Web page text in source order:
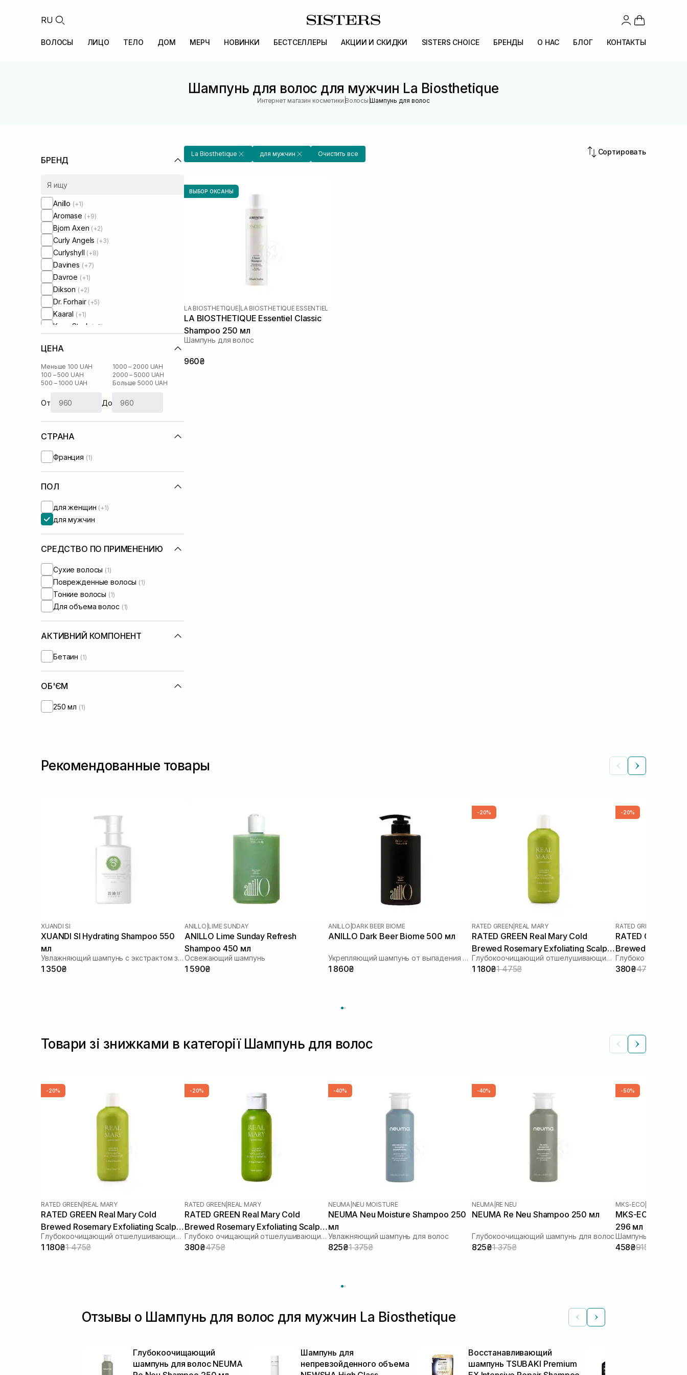
RU
ВОЛОСЫ ЛИЦО ТЕЛО ДОМ МЕРЧ НОВИНКИ БЕСТСЕЛЛЕРЫ АКЦИИ И СКИДКИ SISTERS CHOICE БРЕНДЫ О НАС БЛОГ КОНТАКТЫ
Шампунь для волос для мужчин La Biosthetique
Интернет магазин косметики |Волосы |Шампунь для волос
БРЕНД
Anillo (+1)
Aromase (+9)
Bjorn Axen (+2)
Curly Angels (+3)
Curlyshyll (+8)
Davines (+7)
Davroe (+1)
Dikson (+2)
Dr. Forhair (+5)
Kaaral (+1)
Keen Strok (+5)
Lebel
Mediceuticals
Mirella Professional(+1)
Muran(+1)
Neuma
Perolite
Rated Green
WhoCares(+3)
ЦЕНА
Меньше 100 UAH
100 – 500 UAH
500 – 1000 UAH
1000 – 2000 UAH
2000 – 5000 UAH
Больше 5000 UAH
От До
СТРАНА
Франция (1)
ПОЛ
для женщин (+1)
для мужчин
СРЕДСТВО ПО ПРИМЕНЕНИЮ
Сухие волосы (1)
Поврежденные волосы (1)
Тонкие волосы (1)
Для объема волос (1)
АКТИВНИЙ КОМПОНЕНТ
Бетаин (1)
ОБ'ЄМ
250 мл (1)
La Biosthetique для мужчин Очистить все Сортировать
ВЫБОР ОКСАНЫ
LA BIOSTHETIQUE LA BIOSTHETIQUE ESSENTIEL
LA BIOSTHETIQUE Essentiel Classic
Shampoo 250 мл
Шампунь для волос
960₴
Рекомендованные товары
XUANDI SI
XUANDI SI Hydrating Shampoo 550
мл
Увлажняющий шампунь с экстрактом зерна
1 350₴
ANILLO LIME SUNDAY
ANILLO Lime Sunday Refresh
Shampoo 450 мл
Освежающий шампунь
1 590₴
ANILLO DARK BEER BIOME
ANILLO Dark Beer Biome 500 мл
Укрепляющий шампунь от выпадения волос
1 860₴
-20%
RATED GREEN REAL MARY
RATED GREEN Real Mary Cold
Brewed Rosemary Exfoliating Scalp
Shampoo 400 ml
Глубокоочищающий отшелушивающий шампунь с соком розмарина
1 180₴1 475₴
-20%
RATED GREEN
RATED GREEN
Brewed
Shampoo 100 мл
380₴475₴
Товари зі знижками в категорії Шампунь для волос
-20%
RATED GREEN REAL MARY
RATED GREEN Real Mary Cold
Brewed Rosemary Exfoliating Scalp
Shampoo 400 ml
Глубокоочищающий отшелушивающий шампунь с соком розмарина
1 180₴1 475₴
-20%
RATED GREEN REAL MARY
RATED GREEN Real Mary Cold
Brewed Rosemary Exfoliating Scalp
Shampoo 100 мл
Глубоко очищающий отшелушивающий шампунь с соком розмарина
380₴475₴
-40%
NEUMA NEU MOISTURE
NEUMA Neu Moisture Shampoo 250
мл
Увлажняющий шампунь для волос
825₴1 375₴
-40%
NEUMA RE NEU
NEUMA Re Neu Shampoo 250 мл
Глубокоочищающий шампунь для волос
825₴1 375₴
-50%
MKS-ECO
MKS-ECO
296 мл
Шампунь для
458₴915₴
Отзывы о Шампунь для волос для мужчин La Biosthetique
Глубокоочищающий
шампунь для волос NEUMA
Шампунь для
непревзойденного объема
Восстанавливающий
шампунь TSUBAKI Premium